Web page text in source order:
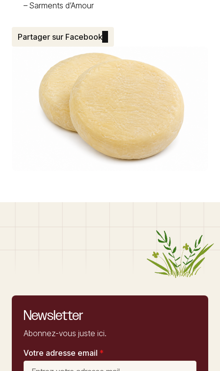
– Sarments d’Amour
Partager sur Facebook
Newsletter
Abonnez-vous juste ici.
Votre adresse email *